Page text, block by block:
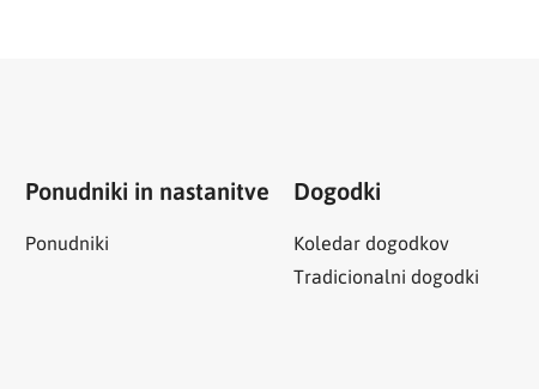
Ponudniki in nastanitve
Ponudniki
Dogodki
Koledar dogodkov
Tradicionalni dogodki